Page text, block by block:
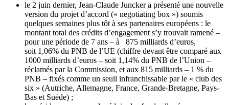
le 2 juin dernier, Jean-Claude Juncker a présenté une nouvelle
version du projet d’accord (« negotiating box ») soumis
quelques semaines plus tôt à ses partenaires européens : le
montant total des crédits d’engagement s’y trouvait ramené –
pour une période de 7 ans – à 875 milliards d’euros,
soit 1,06% du PNB de l’UE (chiffre devant être comparé aux
1000 milliards d’euros – soit 1,14% du PNB de l’Union –
réclamés par la Commission, et aux 815 milliards – 1 % du
PNB – fixés comme un seuil infranchissable par le « club des
six » (Autriche, Allemagne, France, Grande-Bretagne, Pays-
Bas et Suède) ;